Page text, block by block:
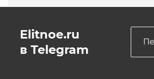
Elitnoe.ru
в Telegram